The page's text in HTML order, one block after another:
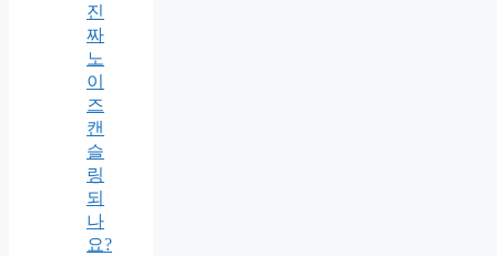
진
짜
노
이
즈
캔
슬
링
되
나
요?